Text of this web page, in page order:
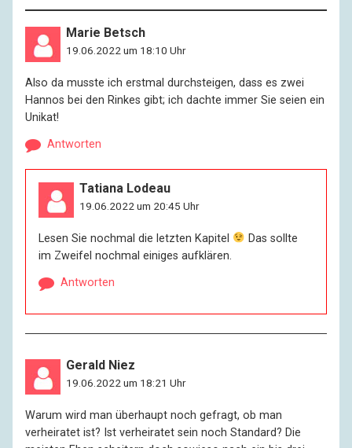
Marie Betsch
19.06.2022 um 18:10 Uhr
Also da musste ich erstmal durchsteigen, dass es zwei
Hannos bei den Rinkes gibt; ich dachte immer Sie seien ein
Unikat!
Antworten
Tatiana Lodeau
19.06.2022 um 20:45 Uhr
Lesen Sie nochmal die letzten Kapitel
Das sollte
im Zweifel nochmal einiges aufklären.
Antworten
Gerald Niez
19.06.2022 um 18:21 Uhr
Warum wird man überhaupt noch gefragt, ob man
verheiratet ist? Ist verheiratet sein noch Standard? Die